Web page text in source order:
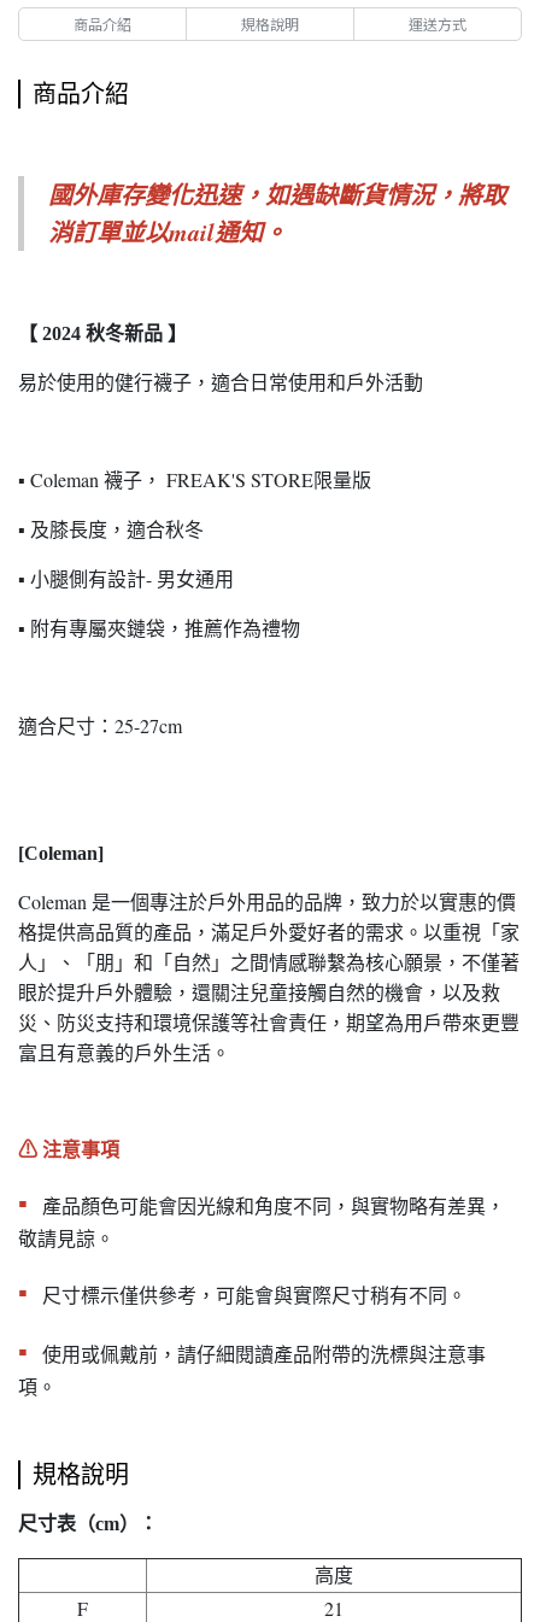
商品介紹 規格說明 運送方式
商品介紹
國外庫存變化迅速，如遇缺斷貨情況， 將取
消訂單並以mail通知。
【 2024 秋冬新品 】
易於使用的健行襪子，適合日常使用和戶外活動
▪︎ Coleman 襪子， FREAK'S STORE限量版
▪︎ 及膝長度，適合秋冬
▪︎ 小腿側有設計- 男女通用
▪︎ 附有專屬夾鏈袋，推薦作為禮物
適合尺寸：25-27cm
[Coleman]
Coleman 是一個專注於戶外用品的品牌，致力於以實惠的價
格提供高品質的產品，滿足戶外愛好者的需求。以重視「家
人」、「朋」和「自然」之間情感聯繫為核心願景，不僅著
眼於提升戶外體驗，還關注兒童接觸自然的機會，以及救
災、防災支持和環境保護等社會責任，期望為用戶帶來更豐
富且有意義的戶外生活。
⚠︎ 注意事項
▪︎
產品顏色可能會因光線和角度不同，與實物略有差異，
敬請見諒。
▪︎ 尺寸標示僅供參考，可能會與實際尺寸稍有不同。
▪︎ 使用或佩戴前，請仔細閱讀產品附帶的洗標與注意事
項。
規格說明
尺寸表（cm）：
高度
F
21